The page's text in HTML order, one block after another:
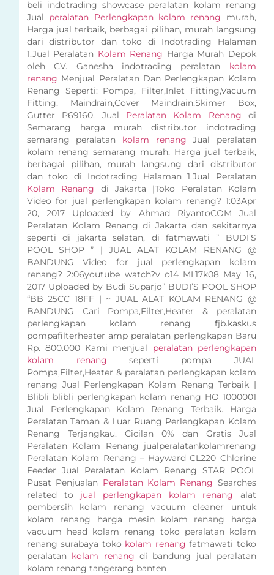
beli indotrading showcase peralatan kolam renang
Jual peralatan Perlengkapan kolam renang murah,
Harga jual terbaik, berbagai pilihan, murah langsung
dari distributor dan toko di Indotrading Halaman
1.Jual Peralatan Kolam Renang Harga Murah Depok
oleh CV. Ganesha indotrading peralatan kolam
renang Menjual Peralatan Dan Perlengkapan Kolam
Renang Seperti: Pompa, Filter,Inlet Fitting,Vacuum
Fitting, Maindrain,Cover Maindrain,Skimer Box,
Gutter P69160. Jual Peralatan Kolam Renang di
Semarang harga murah distributor indotrading
semarang peralatan kolam renang Jual peralatan
kolam renang semarang murah, Harga jual terbaik,
berbagai pilihan, murah langsung dari distributor
dan toko di Indotrading Halaman 1.Jual Peralatan
Kolam Renang di Jakarta |Toko Peralatan Kolam
Video for jual perlengkapan kolam renang? 1:03Apr
20, 2017 Uploaded by Ahmad RiyantoCOM Jual
Peralatan Kolam Renang di Jakarta dan sekitarnya
seperti di jakarta selatan, di fatmawati ” BUDI’S
POOL SHOP ” | JUAL ALAT KOLAM RENANG @
BANDUNG Video for jual perlengkapan kolam
renang? 2:06youtube watch?v o14 ML17k08 May 16,
2017 Uploaded by Budi Suparjo” BUDI’S POOL SHOP
“BB 25CC 18FF | ~ JUAL ALAT KOLAM RENANG @
BANDUNG Cari Pompa,Filter,Heater & peralatan
perlengkapan kolam renang fjb.kaskus
pompafilterheater amp peralatan perlengkapan Baru
Rp. 800.000 Kami menjual peralatan perlengkapan
kolam renang seperti pompa JUAL
Pompa,Filter,Heater & peralatan perlengkapan kolam
renang Jual Perlengkapan Kolam Renang Terbaik |
Blibli blibli perlengkapan kolam renang HO 1000001
Jual Perlengkapan Kolam Renang Terbaik. Harga
Peralatan Taman & Luar Ruang Perlengkapan Kolam
Renang Terjangkau. Cicilan 0% dan Gratis Jual
Peralatan Kolam Renang jualperalatankolamrenang
Peralatan Kolam Renang – Hayward CL220 Chlorine
Feeder Jual Peralatan Kolam Renang STAR POOL
Pusat Penjualan Peralatan Kolam Renang Searches
related to jual perlengkapan kolam renang alat
pembersih kolam renang vacuum cleaner untuk
kolam renang harga mesin kolam renang harga
vacuum head kolam renang toko peralatan kolam
renang surabaya toko kolam renang fatmawati toko
peralatan kolam renang di bandung jual peralatan
kolam renang tangerang banten